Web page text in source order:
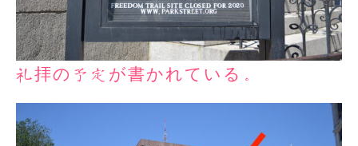
礼拝の予定が書かれている。